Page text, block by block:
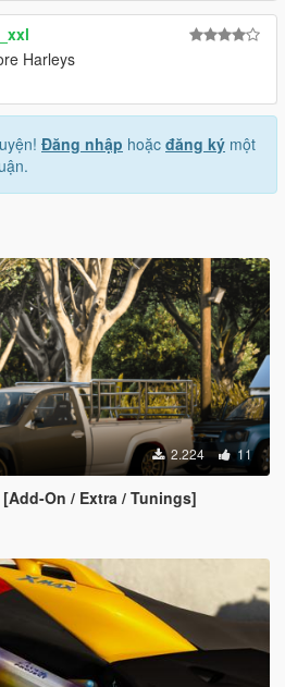
Harleys
Đăng nhập hoặc đăng ký một
2.224 11
On / Extra / Tunings]